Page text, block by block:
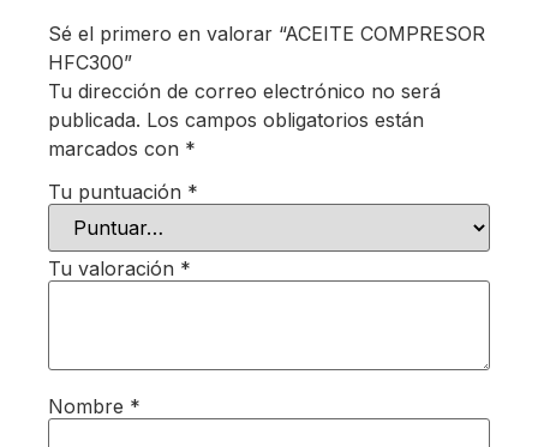
Sé el primero en valorar “ACEITE COMPRESOR
HFC300”
Tu dirección de correo electrónico no será
publicada. Los campos obligatorios están
marcados con *
Tu puntuación *
Tu valoración *
Nombre *